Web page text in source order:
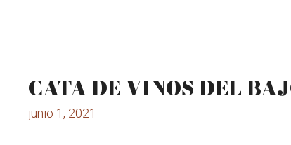
CATA DE VINOS DEL
junio 1, 2021